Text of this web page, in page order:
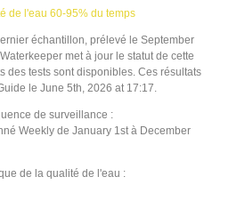
de l'eau 60-95% du temps
échantillon, prélevé le September
met à jour le statut de cette
des tests sont disponibles. Ces résultats
le June 5th, 2026 at 17:17.
de surveillance :
Weekly de January 1st à December
de la qualité de l'eau :